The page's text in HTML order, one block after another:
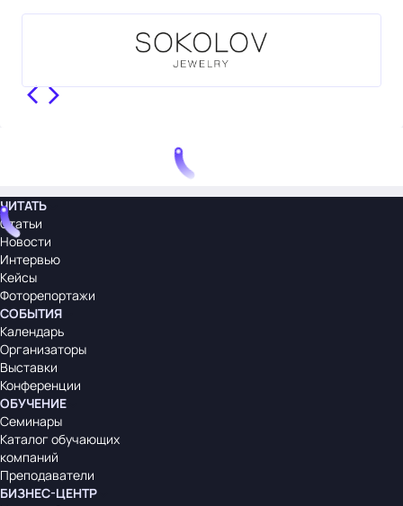
ЧИТАТЬ
Статьи
Новости
Интервью
Кейсы
Фоторепортажи
СОБЫТИЯ
Календарь
Организаторы
Выставки
Конференции
ОБУЧЕНИЕ
Семинары
Каталог обучающих
компаний
Преподаватели
БИЗНЕС-ЦЕНТР